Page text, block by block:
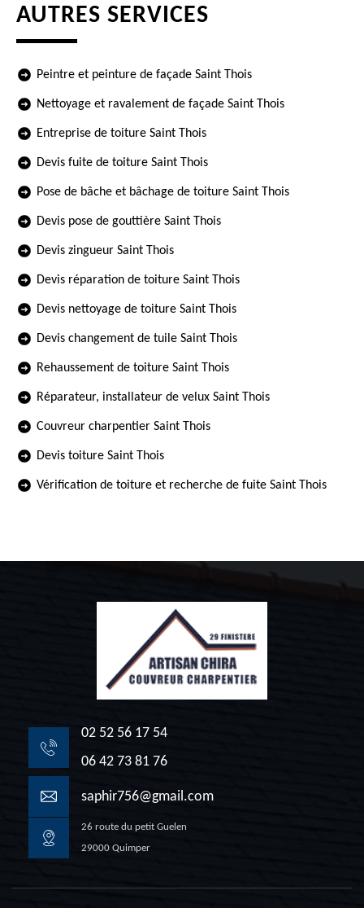
AUTRES SERVICES
Peintre et peinture de façade Saint Thois
Nettoyage et ravalement de façade Saint Thois
Entreprise de toiture Saint Thois
Devis fuite de toiture Saint Thois
Pose de bâche et bâchage de toiture Saint Thois
Devis pose de gouttière Saint Thois
Devis zingueur Saint Thois
Devis réparation de toiture Saint Thois
Devis nettoyage de toiture Saint Thois
Devis changement de tuile Saint Thois
Rehaussement de toiture Saint Thois
Réparateur, installateur de velux Saint Thois
Couvreur charpentier Saint Thois
Devis toiture Saint Thois
Vérification de toiture et recherche de fuite Saint Thois
02 52 56 17 54
06 42 73 81 76
saphir756@gmail.com
26 route du petit Guelen
29000 Quimper